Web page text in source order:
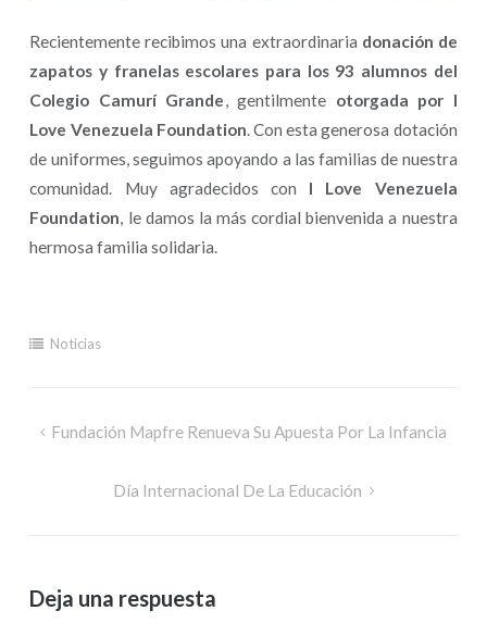
Recientemente recibimos una extraordinaria donación de
zapatos y franelas escolares para los 93 alumnos del
Colegio Camurí Grande, gentilmente otorgada por I
Love Venezuela Foundation. Con esta generosa dotación
de uniformes, seguimos apoyando a las familias de nuestra
comunidad. Muy agradecidos con I Love Venezuela
Foundation, le damos la más cordial bienvenida a nuestra
hermosa familia solidaria.
Noticias
Fundación Mapfre Renueva Su Apuesta Por La Infancia
Día Internacional De La Educación
Deja una respuesta